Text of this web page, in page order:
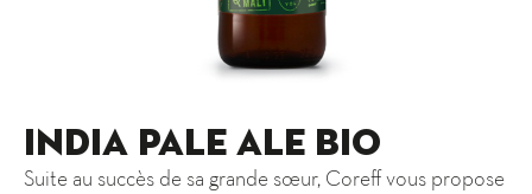
India Pale Ale bio
Suite au succès de sa grande sœur, Coreff vous propose